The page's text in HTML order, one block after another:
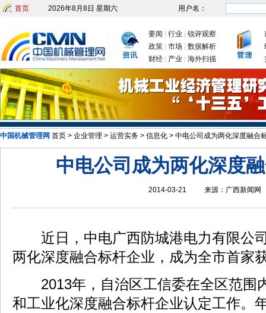
首页 2026年8月8日 星期六 用户名：
要闻 行业
锐评观察
政策
市场
数据解析
财经
产业 海外扫描
中国机械管理网 首页 > 企业管理 > 运营实务 > 信息化 > 中电公司成为两化深度融合
发改委：九大举措有序推
中电公司成为两化深度
2014-03-21 来源： 广西新闻网
近日，中电广西防城港电力有限公
两化深度融合标杆企业，成为全市首家
2013年，自治区工信委在全区范围
和工业化深度融合标杆企业认定工作。